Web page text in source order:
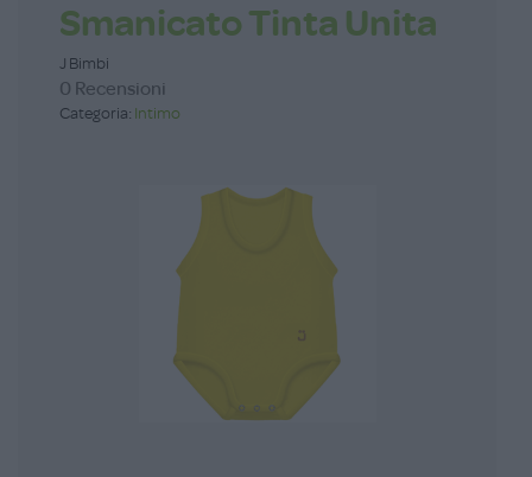
Smanicato Tinta Unita
J Bimbi
0 Recensioni
Categoria: Intimo